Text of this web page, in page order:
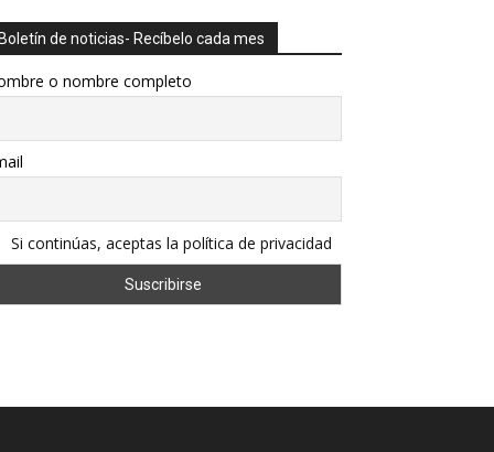
Boletín de noticias- Recíbelo cada mes
o nombre completo
Si continúas, aceptas la política de privacidad